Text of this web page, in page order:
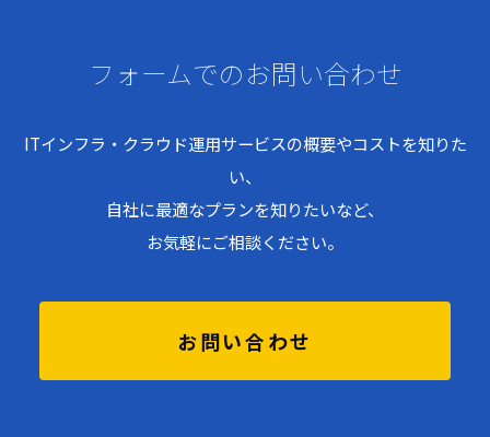
フォームでのお問い合わせ
ITインフラ・クラウド運用サービスの概要やコストを知りた
い、
自社に最適なプランを知りたいなど、
お気軽にご相談ください。
お問い合わせ